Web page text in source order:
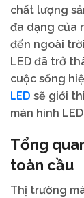
chất lượng
đa dạng của
đến ngoài
LED đã trở
cuộc sống
LED sẽ giới
màn hình
Tổng
toàn cầu
Thị trường